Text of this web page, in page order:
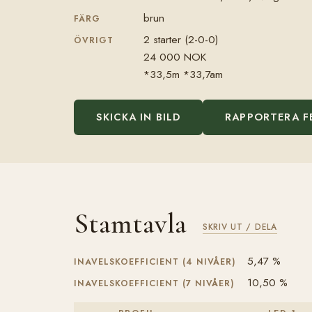
FÄRG brun
ÖVRIGT
2 starter (2-0-0)
24 000 NOK
*33,5m *33,7am
SKICKA IN BILD RAPPORTERA
Stamtavla SKRIV UT / DELA
INAVELSKOEFFICIENT (4 NIVÅER) 5,47 %
INAVELSKOEFFICIENT (7 NIVÅER) 10,50 %